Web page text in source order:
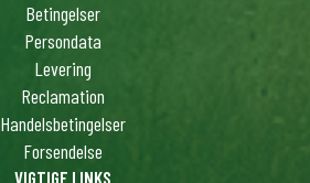
Betingelser
Persondata
Levering
Reclamation
Handelsbetingelser
Forsendelse
VIGTIGE LINKS